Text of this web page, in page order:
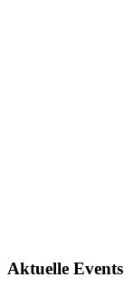
Aktuelle Events